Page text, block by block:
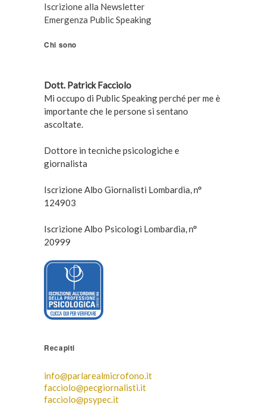
Iscrizione alla Newsletter
Emergenza Public Speaking
Chi sono
Dott. Patrick Facciolo
Mi occupo di Public Speaking perché per me è
importante che le persone si sentano
ascoltate.
Dottore in tecniche psicologiche e
giornalista
Iscrizione Albo Giornalisti Lombardia, n°
124903
Iscrizione Albo Psicologi Lombardia, n°
20999
Recapiti
info@parlarealmicrofono.it
facciolo@pecgiornalisti.it
facciolo@psypec.it